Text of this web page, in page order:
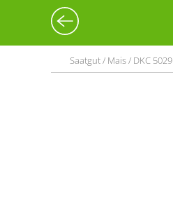
Saatgut / Mais / DKC 5029